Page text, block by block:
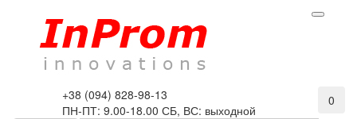
+38 (094) 828-98-13
ПН-ПТ: 9.00-18.00 СБ, ВС: выходной
0